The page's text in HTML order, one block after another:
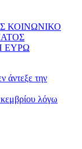
ΚΟΙΝΩΝΙΚΟ
ΕΥΡΩ
άντεξε την
λόγω